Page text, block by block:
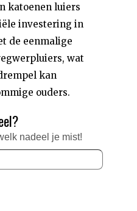
katoenen luiers
investering in
de eenmalige
wat
kan
ouders.
nadeel je mist!